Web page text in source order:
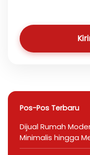
Pos-Pos Terbaru
Dijual Rumah
Minimalis hingga